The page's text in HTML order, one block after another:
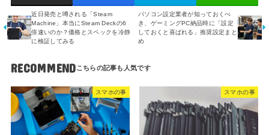
パソコン設定業者が知っておくべ
き、ゲーミングPC納品時に「設定
しておくと喜ばれる」推奨設定まと
め
近日発売と噂される「Steam
Machine」本当にSteam Deckの6
倍速いのか？価格とスペックを冷静
に検証してみる
RECOMMEND
スマホの事 スマホの事